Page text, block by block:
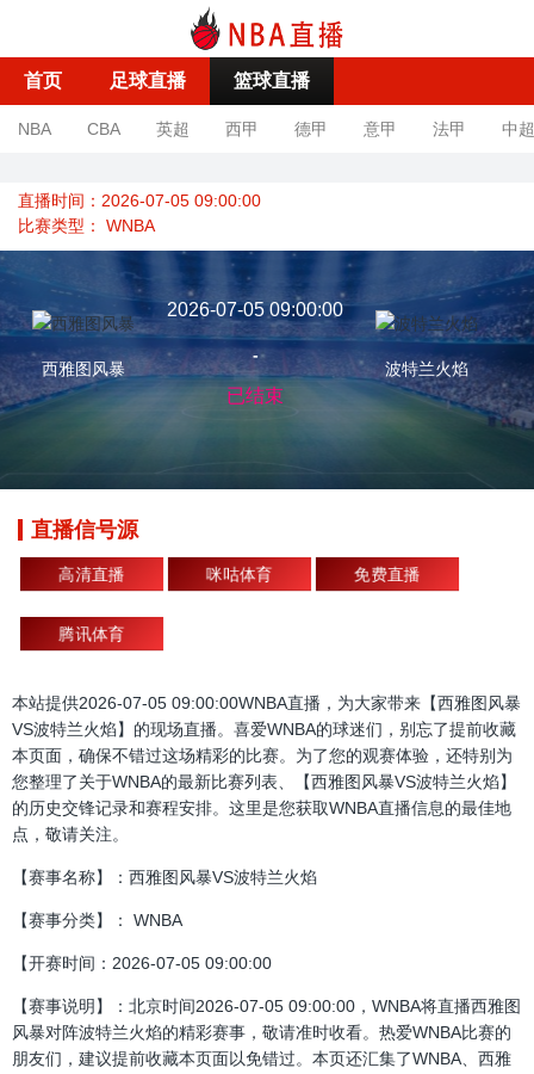
首页 足球直播 篮球直播
NBA CBA 英超 西甲 德甲 意甲 法甲 中超
直播时间：2026-07-05 09:00:00
比赛类型： WNBA
西雅图风暴
2026-07-05 09:00:00
-
已结束
波特兰火焰
直播信号源
高清直播 咪咕体育 免费直播
腾讯体育
本站提供2026-07-05 09:00:00WNBA直播，为大家带来【西雅图风暴
VS波特兰火焰】的现场直播。喜爱WNBA的球迷们，别忘了提前收藏
本页面，确保不错过这场精彩的比赛。为了您的观赛体验，还特别为
您整理了关于WNBA的最新比赛列表、【西雅图风暴VS波特兰火焰】
的历史交锋记录和赛程安排。这里是您获取WNBA直播信息的最佳地
点，敬请关注。
【赛事名称】：西雅图风暴VS波特兰火焰
【赛事分类】： WNBA
【开赛时间：2026-07-05 09:00:00
【赛事说明】：北京时间2026-07-05 09:00:00，WNBA将直播西雅图
风暴对阵波特兰火焰的精彩赛事，敬请准时收看。热爱WNBA比赛的
朋友们，建议提前收藏本页面以免错过。本页还汇集了WNBA、西雅